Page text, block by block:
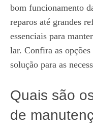
bom funcionamento
reparos até grandes
essenciais para
lar. Confira as
solução para as
Quais são
de